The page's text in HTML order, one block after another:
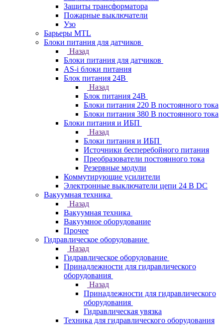
Защиты трансформатора
Пожарные выключатели
Узо
Барьеры MTL
Блоки питания для датчиков
Назад
Блоки питания для датчиков
AS-i блоки питания
Блок питания 24В
Назад
Блок питания 24В
Блоки питания 220 В постоянного тока
Блоки питания 380 В постоянного тока
Блоки питания и ИБП
Назад
Блоки питания и ИБП
Источники бесперебойного питания
Преобразователи постоянного тока
Резервные модули
Коммутирующие усилители
Электронные выключатели цепи 24 В DC
Вакуумная техника
Назад
Вакуумная техника
Вакуумное оборудование
Прочее
Гидравлическое оборудование
Назад
Гидравлическое оборудование
Принадлежности для гидравлического
оборудования
Назад
Принадлежности для гидравлического
оборудования
Гидравлическая увязка
Техника для гидравлического оборудования